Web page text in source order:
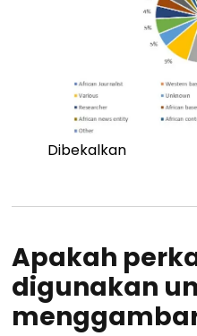
Dibekalkan
Apakah
digunakan